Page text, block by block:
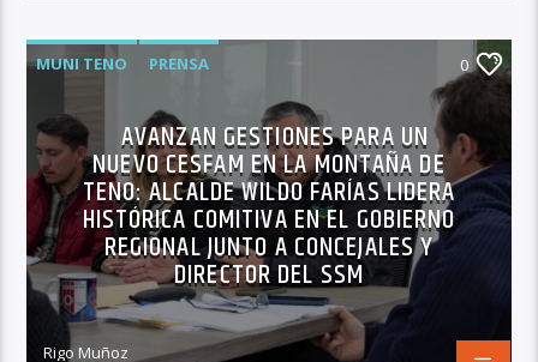
MUNI TENO PRENSA 0
AVANZAN GESTIONES PARA UN
NUEVO CESFAM EN LA MONTAÑA DE
TENO: ALCALDE WILDO FARÍAS LIDERA
HISTÓRICA COMITIVA EN EL GOBIERNO
REGIONAL JUNTO A CONCEJALES Y
DIRECTOR DEL SSM
Rigo Muñoz